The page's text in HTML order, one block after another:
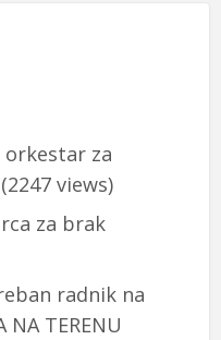
za
(2247 views)
za brak
radnik na
NA TERENU